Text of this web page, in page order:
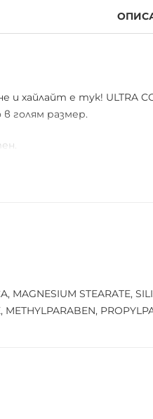
хайлайт е тук! ULTRA
голям размер.
MAGNESIUM STEARATE,
METHYLPARABEN,